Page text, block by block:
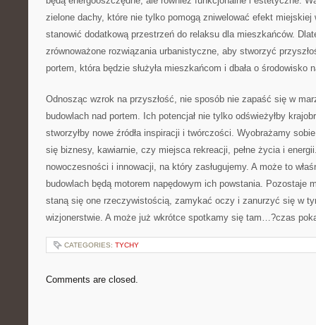
zielone⁣ dachy,‌ które nie tylko pomogą⁤ zniwelować efekt miejskiej
stanowić dodatkową przestrzeń do relaksu dla​ mieszkańców.
zrównoważone rozwiązania urbanistyczne, aby‍ stworzyć
portem, która będzie służyła‍ mieszkańcom⁤ i dbała o środowisko
Odnosząc wzrok ⁤na przyszłość,‍ nie sposób nie zapaść się​ w
budowlach⁤ nad portem. Ich potencjał ‍nie‍ tylko odświeżyłby
stworzyłby nowe źródła inspiracji i twórczości. Wyobrażamy
się ‌biznesy, kawiarnie, czy⁣ miejsca rekreacji,​ pełne życia i
nowoczesności i innowacji, na który zasługujemy. A może to
budowlach będą motorem napędowym ich powstania. Pozostaje
staną ‌się one rzeczywistością, ​zamykać oczy i ‍zanurzyć się w
wizjonerstwie. A ​może już​ wkrótce spotkamy się​ tam…?czas
CATEGORIES: TYCHY
Comments are closed.